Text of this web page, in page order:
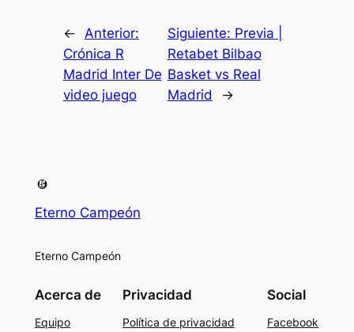
←
Anterior:
Crónica R
Madrid Inter De
video juego
Siguiente: Previa |
Retabet Bilbao
Basket vs Real
Madrid
→
Eterno Campeón
Eterno Campeón
Acerca de
Equipo
Privacidad
Política de privacidad
Social
Facebook